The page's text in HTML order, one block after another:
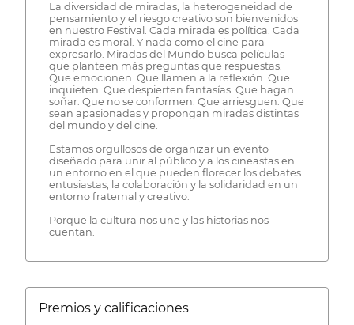
La diversidad de miradas, la heterogeneidad de
pensamiento y el riesgo creativo son bienvenidos
en nuestro Festival. Cada mirada es política. Cada
mirada es moral. Y nada como el cine para
expresarlo. Miradas del Mundo busca películas
que planteen más preguntas que respuestas.
Que emocionen. Que llamen a la reflexión. Que
inquieten. Que despierten fantasías. Que hagan
soñar. Que no se conformen. Que arriesguen. Que
sean apasionadas y propongan miradas distintas
del mundo y del cine.
Estamos orgullosos de organizar un evento
diseñado para unir al público y a los cineastas en
un entorno en el que pueden florecer los debates
entusiastas, la colaboración y la solidaridad en un
entorno fraternal y creativo.
Porque la cultura nos une y las historias nos
cuentan.
Premios y calificaciones